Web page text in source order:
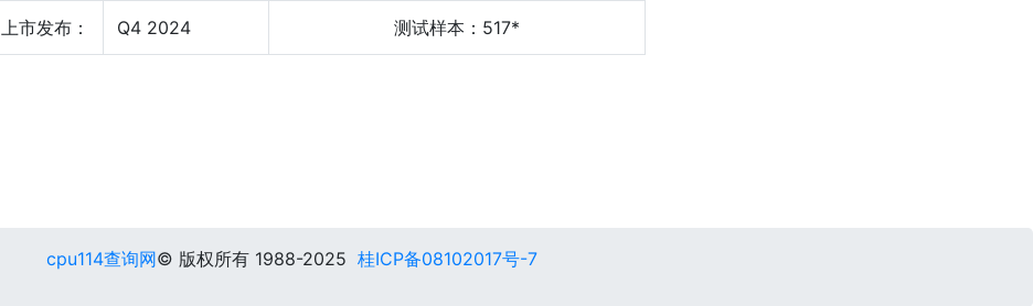
上市发布： Q4 2024 测试样本：517*
cpu114查询网© 版权所有 1988-2025 桂ICP备08102017号-7